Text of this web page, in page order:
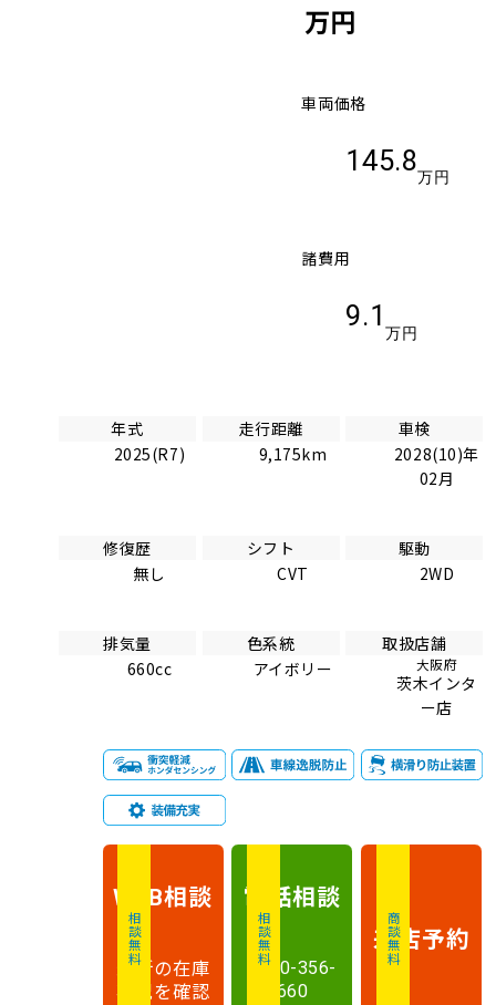
万円
車両価格
145.8
万円
諸費用
9.1
万円
年式
2025(R7)
走行距離
9,175km
車検
2028(10)年
02月
修復歴
無し
シフト
CVT
駆動
2WD
排気量
660cc
色系統
アイボリー
取扱店舗
大阪府
茨木インタ
ー店
相談無料
WEB相談
最新の在庫
状況を確認
相談無料
電話相談
0120-356-
660
商談無料
来店予約